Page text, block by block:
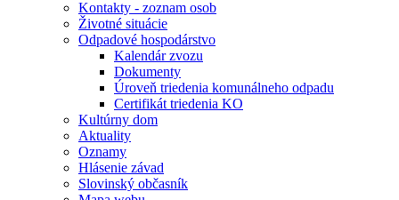
Kontakty - zoznam osob
Životné situácie
Odpadové hospodárstvo
Kalendár zvozu
Dokumenty
Úroveň triedenia komunálneho odpadu
Certifikát triedenia KO
Kultúrny dom
Aktuality
Oznamy
Hlásenie závad
Slovinský občasník